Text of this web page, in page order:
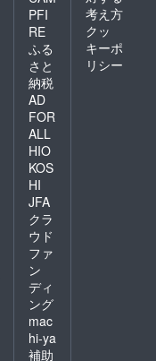
PFI
RE
ふる
さと
納税
AD
FOR
ALL
HIO
KOS
HI
JFA
クラ
ウド
ファ
ン
ディ
ング
mac
hi-ya
補助
考え方
クッ
キーポ
リシー